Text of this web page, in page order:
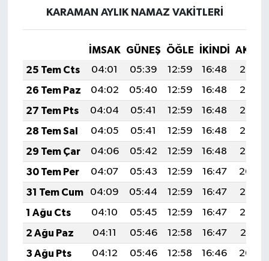
KARAMAN AYLIK NAMAZ VAKITLERI
İMSAK GÜNEŞ ÖĞLE İKINDI
25 Tem Cts
04:01 05:39 12:59 16:48
20:08
26 Tem Paz
04:02 05:40 12:59 16:48
20:08
27 Tem Pts
04:04 05:41 12:59 16:48
20:07
28 Tem Sal
04:05 05:41 12:59 16:48
20:06
29 Tem Çar
04:06 05:42 12:59 16:48
20:05
30 Tem Per
04:07 05:43 12:59 16:47
20:04
31 Tem Cum
04:09 05:44 12:59 16:47
20:03
1 Ağu Cts
04:10 05:45 12:59 16:47
20:02
2 Ağu Paz
04:11 05:46 12:58 16:47
20:01
3 Ağu Pts
04:12 05:46 12:58 16:46
20:00